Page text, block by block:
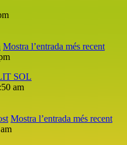
Mostra l’entrada més recent
SOL
am
Mostra l’entrada més recent